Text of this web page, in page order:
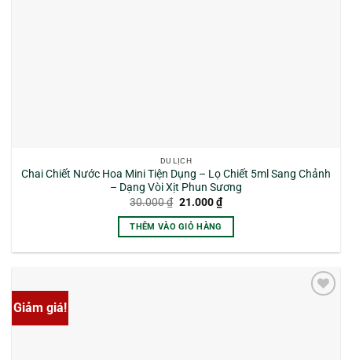
DU LỊCH
Chai Chiết Nước Hoa Mini Tiện Dụng – Lọ Chiết 5ml Sang Chảnh
– Dạng Vòi Xịt Phun Sương
30.000₫ Giá
là:
30.000 ₫.
21.000₫Giá
hiện
tại
THÊM VÀO GIỎ HÀNG
Giảm giá!